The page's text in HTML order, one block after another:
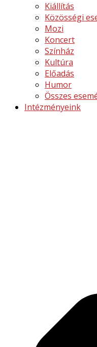
Kiállítás
Közösségi
Mozi
Koncert
Színház
Kultúra
Előadás
Humor
Összes
Intézményeink